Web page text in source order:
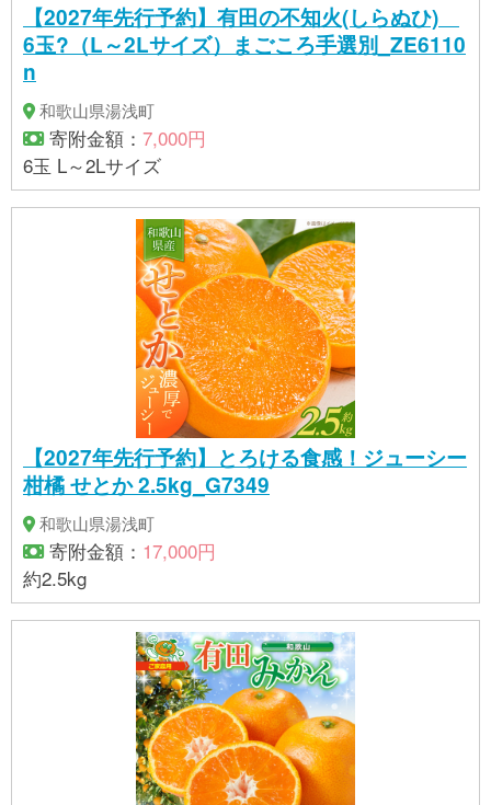
【2027年先行予約】有田の不知火(しらぬひ)
6玉?（L～2Lサイズ）まごころ手選別_ZE6110
n
和歌山県湯浅町
寄附金額： 7,000円
6玉 L～2Lサイズ
【2027年先行予約】とろける食感！ジューシー
柑橘 せとか 2.5kg_G7349
和歌山県湯浅町
寄附金額： 17,000円
約2.5kg